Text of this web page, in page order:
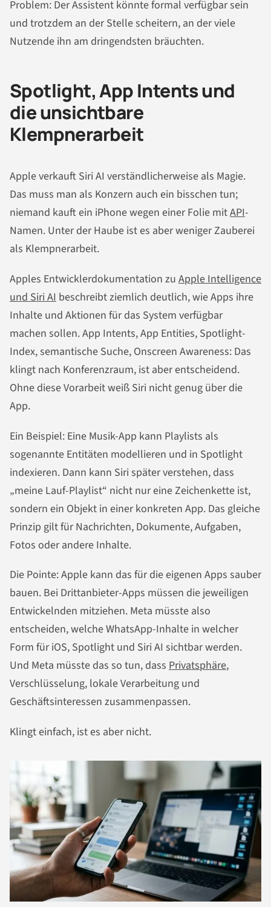
Problem: Der Assistent könnte formal verfügbar sein
und trotzdem an der Stelle scheitern, an der viele
Nutzende ihn am dringendsten bräuchten.
Spotlight, App Intents und
die unsichtbare
Klempnerarbeit
Apple verkauft Siri AI verständlicherweise als Magie.
Das muss man als Konzern auch ein bisschen tun;
niemand kauft ein iPhone wegen einer Folie mitAPI-
Namen. Unter der Haube ist es aber weniger Zauberei
als Klempnerarbeit.
Apples Entwicklerdokumentation zu Apple Intelligence
und Siri AI beschreibt ziemlich deutlich, wie Apps ihre
Inhalte und Aktionen für das System verfügbar
machen sollen. App Intents, App Entities, Spotlight-
Index, semantische Suche, Onscreen Awareness: Das
klingt nach Konferenzraum, ist aber entscheidend.
Ohne diese Vorarbeit weiß Siri nicht genug über die
App.
Ein Beispiel: Eine Musik-App kann Playlists als
sogenannte Entitäten modellieren und in Spotlight
indexieren. Dann kann Siri später verstehen, dass
„meine Lauf-Playlist“ nicht nur eine Zeichenkette ist,
sondern ein Objekt in einer konkreten App. Das gleiche
Prinzip gilt für Nachrichten, Dokumente, Aufgaben,
Fotos oder andere Inhalte.
Die Pointe: Apple kann das für die eigenen Apps sauber
bauen. Bei Drittanbieter-Apps müssen die jeweiligen
Entwickelnden mitziehen. Meta müsste also
entscheiden, welche WhatsApp-Inhalte in welcher
Form für iOS, Spotlight und Siri AI sichtbar werden.
Und Meta müsste das so tun, dass Privatsphäre,
Verschlüsselung, lokale Verarbeitung und
Geschäftsinteressen zusammenpassen.
Klingt einfach, ist es aber nicht.